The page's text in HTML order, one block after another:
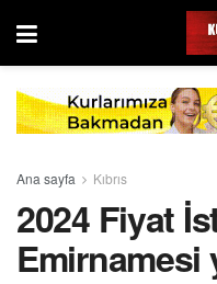
Ana sayfa Kıbrıs
2024 Fiyat
Emirnamesi